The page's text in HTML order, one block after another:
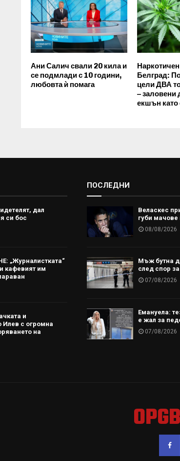
Ани Салич свали 20 кила и
се подмлади с 10 години,
любовта ѝ помага
Белград:
цели ДВА
– заловени
екшън
дал
си бос
„Журналистката“
кафевият им
и
Илев с огромна
на
ПОСЛЕДНИ
Веласкес
губи мачове
08/08/2026
Мъж бутна
след спор
07/08/2026
Емануела:
е жал за
07/08/2026